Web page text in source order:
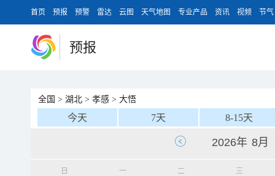
首页 预报 预警 雷达 云图 天气地图 专业产品 资讯 视频 节气
预报
全国 > 湖北 > 孝感 > 大悟
今天 7天 8-15天
日 一 二 三